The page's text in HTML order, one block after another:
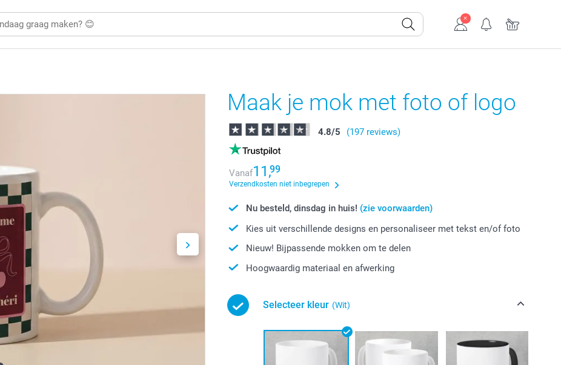
Maak je mok met foto of logo
4.8/5 (197 reviews)
Vanaf11,99
Verzendkosten niet inbegrepen
Nu besteld, dinsdag in huis! (zie voorwaarden)
Kies uit verschillende designs en personaliseer met tekst en/of foto
Nieuw! Bijpassende mokken om te delen
Hoogwaardig materiaal en afwerking
Selecteer kleur (Wit)